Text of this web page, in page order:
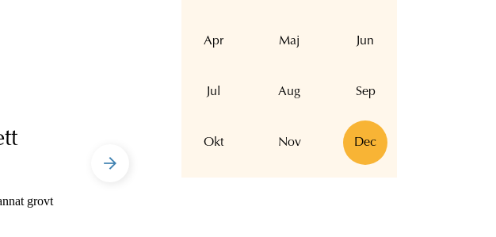
Apr Maj Jun
Jul Aug Sep
Okt Nov Dec
grovt